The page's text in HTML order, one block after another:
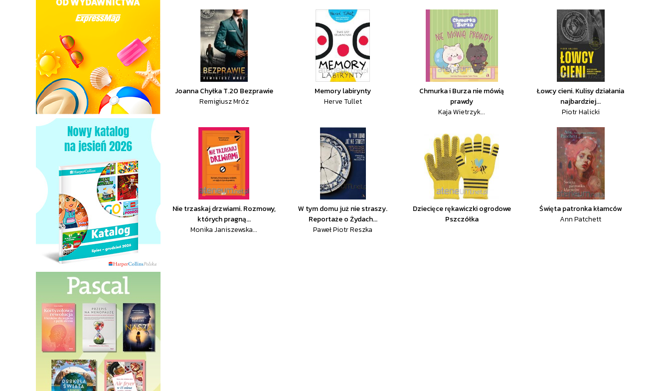
Joanna Chyłka T.20 Bezprawie
Remigiusz Mróz
Memory labirynty
Herve Tullet
Chmurka i Burza nie mówią
prawdy
Kaja Wietrzyk...
Łowcy cieni. Kulisy działania
najbardziej...
Piotr Halicki
Nie trzaskaj drzwiami. Rozmowy,
których pragną...
Monika Janiszewska...
W tym domu już nie straszy.
Reportaże o Żydach...
Paweł Piotr Reszka
Dziecięce rękawiczki ogrodowe
Pszczółka
Święta patronka kłamców
Ann Patchett